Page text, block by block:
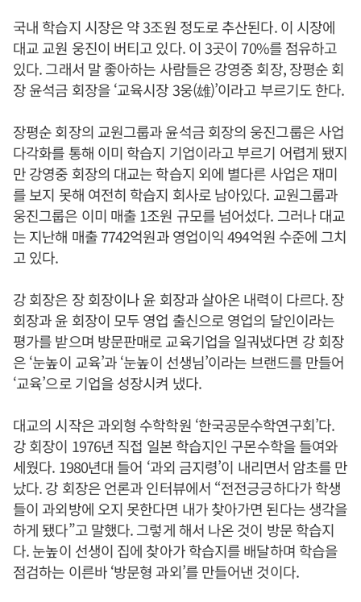
국내 학습지 시장은 약 3조원 정도로 추산된다. 이 시장에
대교 교원 웅진이 버티고 있다. 이 3곳이 70%를 점유하고
있다. 그래서 말 좋아하는 사람들은 강영중 회장, 장평순 회
장 윤석금 회장을 ‘교육시장 3웅(雄)’이라고 부르기도 한다.
장평순 회장의 교원그룹과 윤석금 회장의 웅진그룹은 사업
다각화를 통해 이미 학습지 기업이라고 부르기 어렵게 됐지
만 강영중 회장의 대교는 학습지 외에 별다른 사업은 재미
를 보지 못해 여전히 학습지 회사로 남아있다. 교원그룹과
웅진그룹은 이미 매출 1조원 규모를 넘어섰다. 그러나 대교
는 지난해 매출 7742억원과 영업이익 494억원 수준에 그치
고 있다.
강 회장은 장 회장이나 윤 회장과 살아온 내력이 다르다. 장
회장과 윤 회장이 모두 영업 출신으로 영업의 달인이라는
평가를 받으며 방문판매로 교육기업을 일궈냈다면 강 회장
은 ‘눈높이 교육’과 ‘눈높이 선생님’이라는 브랜드를 만들어
‘교육’으로 기업을 성장시켜 냈다.
대교의 시작은 과외형 수학학원 ‘한국공문수학연구회’다.
강 회장이 1976년 직접 일본 학습지인 구몬수학을 들여와
세웠다. 1980년대 들어 ‘과외 금지령’이 내리면서 암초를 만
났다. 강 회장은 언론과 인터뷰에서 “전전긍긍하다가 학생
들이 과외방에 오지 못한다면 내가 찾아가면 된다는 생각을
하게 됐다”고 말했다. 그렇게 해서 나온 것이 방문 학습지
다. 눈높이 선생이 집에 찾아가 학습지를 배달하며 학습을
점검하는 이른바 ‘방문형 과외’를 만들어낸 것이다.